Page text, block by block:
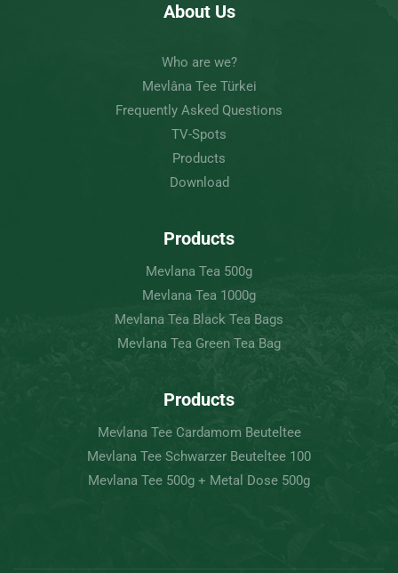
About Us
Who are we?
Mevlâna Tee Türkei
Frequently Asked Questions
TV-Spots
Products
Download
Products
Mevlana Tea 500g
Mevlana Tea 1000g
Mevlana Tea Black Tea Bags
Mevlana Tea Green Tea Bag
Products
Mevlana Tee Cardamom Beuteltee
Mevlana Tee Schwarzer Beuteltee 100
Mevlana Tee 500g + Metal Dose 500g